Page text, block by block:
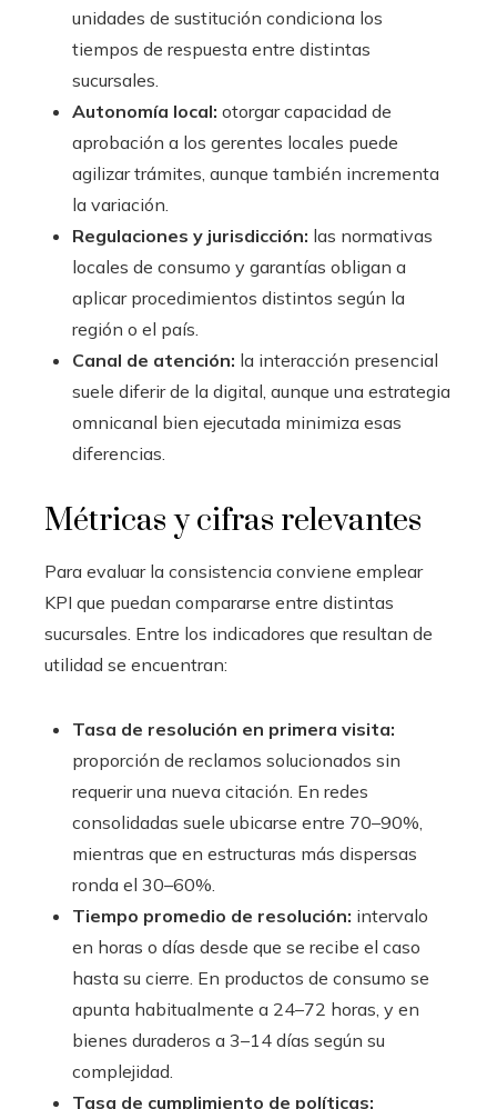
unidades de sustitución condiciona los
tiempos de respuesta entre distintas
sucursales.
Autonomía local: otorgar capacidad de
aprobación a los gerentes locales puede
agilizar trámites, aunque también incrementa
la variación.
Regulaciones y jurisdicción: las normativas
locales de consumo y garantías obligan a
aplicar procedimientos distintos según la
región o el país.
Canal de atención: la interacción presencial
suele diferir de la digital, aunque una estrategia
omnicanal bien ejecutada minimiza esas
diferencias.
Métricas y cifras relevantes
Para evaluar la consistencia conviene emplear
KPI que puedan compararse entre distintas
sucursales. Entre los indicadores que resultan de
utilidad se encuentran:
Tasa de resolución en primera visita:
proporción de reclamos solucionados sin
requerir una nueva citación. En redes
consolidadas suele ubicarse entre 70–90%,
mientras que en estructuras más dispersas
ronda el 30–60%.
Tiempo promedio de resolución: intervalo
en horas o días desde que se recibe el caso
hasta su cierre. En productos de consumo se
apunta habitualmente a 24–72 horas, y en
bienes duraderos a 3–14 días según su
complejidad.
Tasa de cumplimiento de políticas: